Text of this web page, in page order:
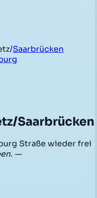
Saarbrücken
Saarbrücken
Straße wieder frei
—